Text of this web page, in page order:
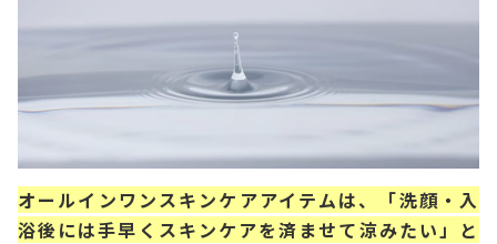
オールインワンスキンケアアイテムは、「洗顔・入
浴後には手早くスキンケアを済ませて涼みたい」と